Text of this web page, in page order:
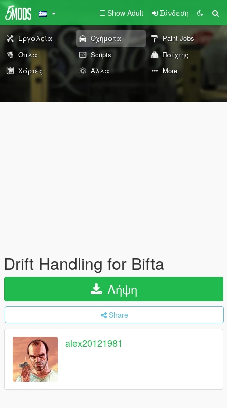
Show Adult Σύνδεση
Εργαλεία Οχήματα
Paint Jobs
Όπλα
Scripts
Παίχτης
Χάρτες
Άλλα More
Drift Handling for Bifta
Λήψη
Share
alex20121981